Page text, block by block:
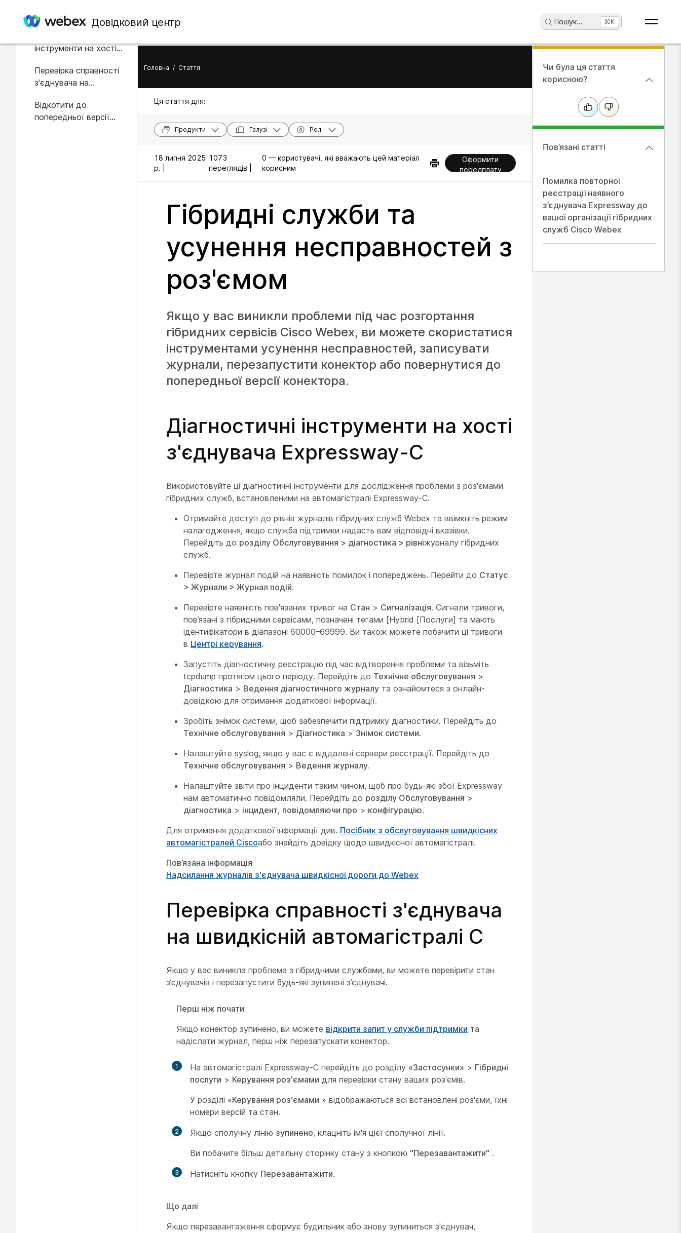
Довідковий центр Пошук... ⌘K
У цій статті
інструменти на хості
C
Перевірка справності
з'єднувача на
автомагістралі C
Відкотити до
попередньої версії
Головна / Стаття
Ця стаття для:
Продукти Галузі Ролі
18 липня 2025
р. |
1073
переглядів |
0 — користувачі, які вважають цей матеріал
корисним
Оформити
передплату
Гібридні служби та
усунення несправностей з
роз'ємом
Якщо у вас виникли проблеми під час розгортання
гібридних сервісів Cisco Webex, ви можете скористатися
інструментами усунення несправностей, записувати
журнали, перезапустити конектор або повернутися до
попередньої версії конектора.
Діагностичні інструменти на хості
з'єднувача Expressway-C
Використовуйте ці діагностичні інструменти для дослідження проблеми з роз'ємами
гібридних служб, встановленими на автомагістралі Expressway-C.
Отримайте доступ до рівнів журналів гібридних служб Webex та ввімкніть режим
налагодження, якщо служба підтримки надасть вам відповідні вказівки.
Перейдіть до розділу Обслуговування > діагностика > рівніжурналу гібридних
служб.
Перевірте журнал подій на наявність помилок і попереджень. Перейти до Статус
> Журнали > Журнал подій.
Перевірте наявність пов'язаних тривог на Стан > Сигналізація. Сигнали тривоги,
пов’язані з гібридними сервісами, позначені тегами [Hybrid [Послуги] та мають
ідентифікатори в діапазоні 60000–69999. Ви також можете побачити ці тривоги
в Центрі керування.
Запустіть діагностичну реєстрацію під час відтворення проблеми та візьміть
tcpdump протягом цього періоду. Перейдіть до Технічне обслуговування >
Діагностика > Ведення діагностичного журналу та ознайомтеся з онлайн-
довідкою для отримання додаткової інформації.
Зробіть знімок системи, щоб забезпечити підтримку діагностики. Перейдіть до
Технічне обслуговування > Діагностика > Знімок системи.
Налаштуйте syslog, якщо у вас є віддалені сервери реєстрації. Перейдіть до
Технічне обслуговування > Ведення журналу.
Налаштуйте звіти про інциденти таким чином, щоб про будь-які збої Expressway
нам автоматично повідомляли. Перейдіть до розділу Обслуговування >
діагностика > інцидент, повідомляючи про > конфігурацію.
Для отримання додаткової інформації див. Посібник з обслуговування швидкісних
автомагістралей Ciscoабо знайдіть довідку щодо швидкісної автомагістралі.
Пов’язана інформація
Надсилання журналів з'єднувача швидкісної дороги до Webex
Перевірка справності з'єднувача
на швидкісній автомагістралі C
Якщо у вас виникла проблема з гібридними службами, ви можете перевірити стан
з’єднувачів і перезапустити будь-які зупинені з’єднувачі.
Перш ніж почати
Якщо конектор зупинено, ви можете відкрити запит у служби підтримки та
надіслати журнал, перш ніж перезапускати конектор.
1 На автомагістралі Expressway-C перейдіть до розділу «Застосунки» > Гібридні
послуги > Керування роз'ємами для перевірки стану ваших роз'ємів.
У розділі «Керування роз'ємами » відображаються всі встановлені роз'єми, їхні
номери версій та стан.
2 Якщо сполучну лінію зупинено, клацніть ім'я цієї сполучної лінії.
Ви побачите більш детальну сторінку стану з кнопкою "Перезавантажити" .
3 Натисніть кнопку Перезавантажити.
Що далі
Якщо перезавантаження сформує будильник або знову зупиниться з'єднувач,
Чи була ця стаття
корисною?
Пов’язані статті
Помилка повторної
реєстрації наявного
з’єднувача Expressway до
вашої організації гібридних
служб Cisco Webex